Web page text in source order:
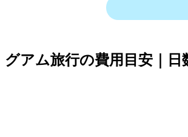
グアム旅行の費用目安｜日